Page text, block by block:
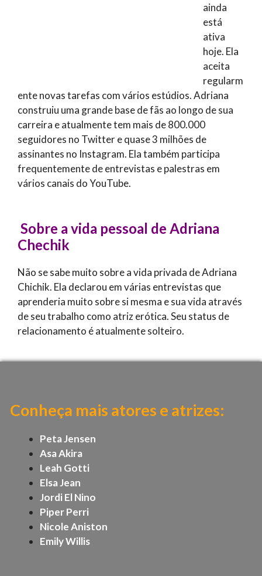
ainda
está
ativa
hoje. Ela
aceita
regularm
ente novas tarefas com vários estúdios. Adriana
construiu uma grande base de fãs ao longo de sua
carreira e atualmente tem mais de 800.000
seguidores no Twitter e quase 3 milhões de
assinantes no Instagram. Ela também participa
frequentemente de entrevistas e palestras em
vários canais do YouTube.
Sobre a vida pessoal de Adriana
Chechik
Não se sabe muito sobre a vida privada de Adriana
Chichik. Ela declarou em várias entrevistas que
aprenderia muito sobre si mesma e sua vida através
de seu trabalho como atriz erótica. Seu status de
relacionamento é atualmente solteiro.
Conheça mais atores e atrizes:
Peta Jensen
Asa Akira
Leah Gotti
Elsa Jean
Jordi El Nino
Piper Perri
Nicole Aniston
Emily Willis